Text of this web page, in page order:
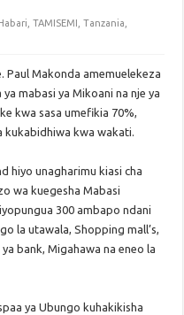
,TAMISEMI ,Tanzania
Paul Makonda amemuelekeza
mabasi ya Mikoani na nje ya
kwa sasa umefikia 70%,
kukabidhiwa kwa wakati.
hiyo unagharimu kiasi cha
wa kuegesha Mabasi
300 ambapo ndani
la utawala, Shopping mall’s,
bank, Migahawa na eneo la
ya Ubungo kuhakikisha